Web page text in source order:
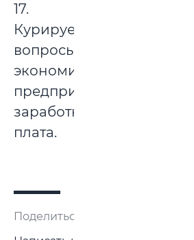
17.
Курируемые
вопросы:
экономика,
предпринимательство,
заработная
плата.
Поделиться: